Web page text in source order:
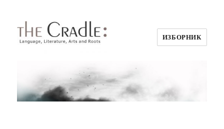
ИЗБОРНИК